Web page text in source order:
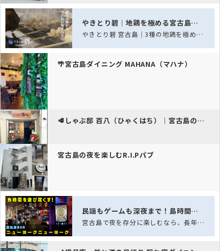
🌴宮古島ダイニング MAHANA（マハナ）
🥩しゃぶ邸 百八（ひゃくはち）｜宮古島の夜に響く島唄…
宮古島の夜を楽しむR.I.Pパブ
やきとり碧｜地鶏を極める宮古島の焼鳥処
やきとり碧 宮古島｜3種の地鶏を極める、宮古島の焼き鳥名店
民謡もゲームも深夜まで！島時間を遊び尽くす、老舗スポーツバー「ニュー…
宮古島で夜を存分に楽しむなら、長年愛され続ける老舗スポーツバー「ニューヨークニュ…